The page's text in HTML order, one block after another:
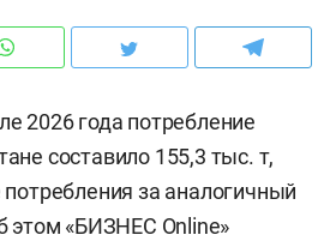
2026 года потребление
составило 155,3 тыс. т,
за аналогичный
этом «БИЗНЕС Online»